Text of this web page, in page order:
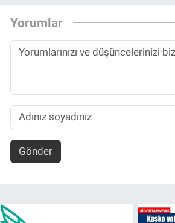
Yorumlar
Gönder